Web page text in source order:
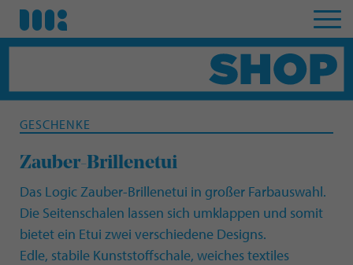
GESCHENKE
Zauber-Brillenetui
Das Logic Zauber-Brillenetui in großer Farbauswahl.
Die Seitenschalen lassen sich umklappen und somit
bietet ein Etui zwei verschiedene Designs.
Edle, stabile Kunststoffschale, weiches textiles